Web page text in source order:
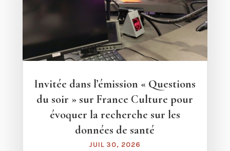
Invitée dans l’émission « Questions
du soir » sur France Culture pour
évoquer la recherche sur les
données de santé
JUIL 30, 2026